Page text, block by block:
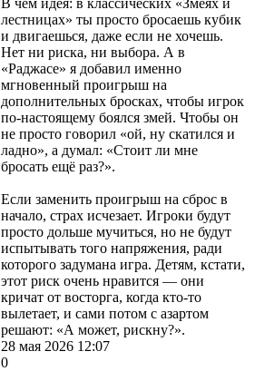
лестницах» ты просто бросаешь кубик
и двигаешься, даже если не хочешь.
Нет ни риска, ни выбора. А в
«Раджасе» я добавил именно
мгновенный проигрыш на
дополнительных бросках, чтобы игрок
по-настоящему боялся змей. Чтобы он
не просто говорил «ой, ну скатился и
ладно», а думал: «Стоит ли мне
бросать ещё раз?».
Если заменить проигрыш на сброс в
начало, страх исчезает. Игроки будут
просто дольше мучиться, но не будут
испытывать того напряжения, ради
которого задумана игра. Детям, кстати,
этот риск очень нравится — они
кричат от восторга, когда кто-то
вылетает, и сами потом с азартом
решают: «А может, рискну?».
28 мая 2026 12:07
0